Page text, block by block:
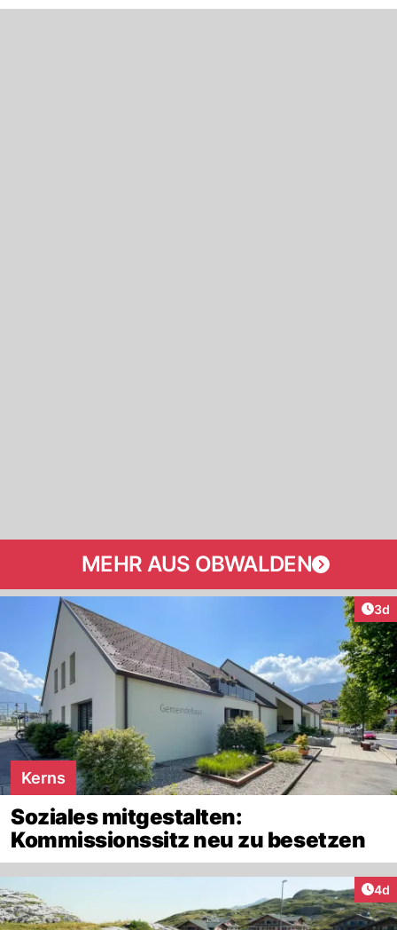
MEHR AUS OBWALDEN
3d
Kerns
Soziales mitgestalten:
Kommissionssitz neu zu besetzen
4d